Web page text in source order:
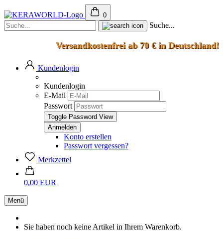
0
Suche...
Versandkostenfrei ab 70 € in Deutschland!
Kundenlogin
Kundenlogin
E-Mail
Passwort
Toggle Password View
Konto erstellen
Passwort vergessen?
Merkzettel
0,00 EUR
Menü
Sie haben noch keine Artikel in Ihrem Warenkorb.